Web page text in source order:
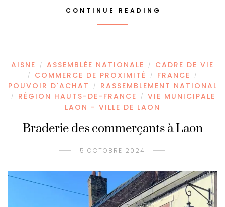
CONTINUE READING
AISNE / ASSEMBLÉE NATIONALE / CADRE DE VIE
/ COMMERCE DE PROXIMITÉ / FRANCE /
POUVOIR D'ACHAT / RASSEMBLEMENT NATIONAL
/ RÉGION HAUTS-DE-FRANCE /
VIE MUNICIPALE
LAON - VILLE DE LAON
Braderie des commerçants à Laon
5 OCTOBRE 2024